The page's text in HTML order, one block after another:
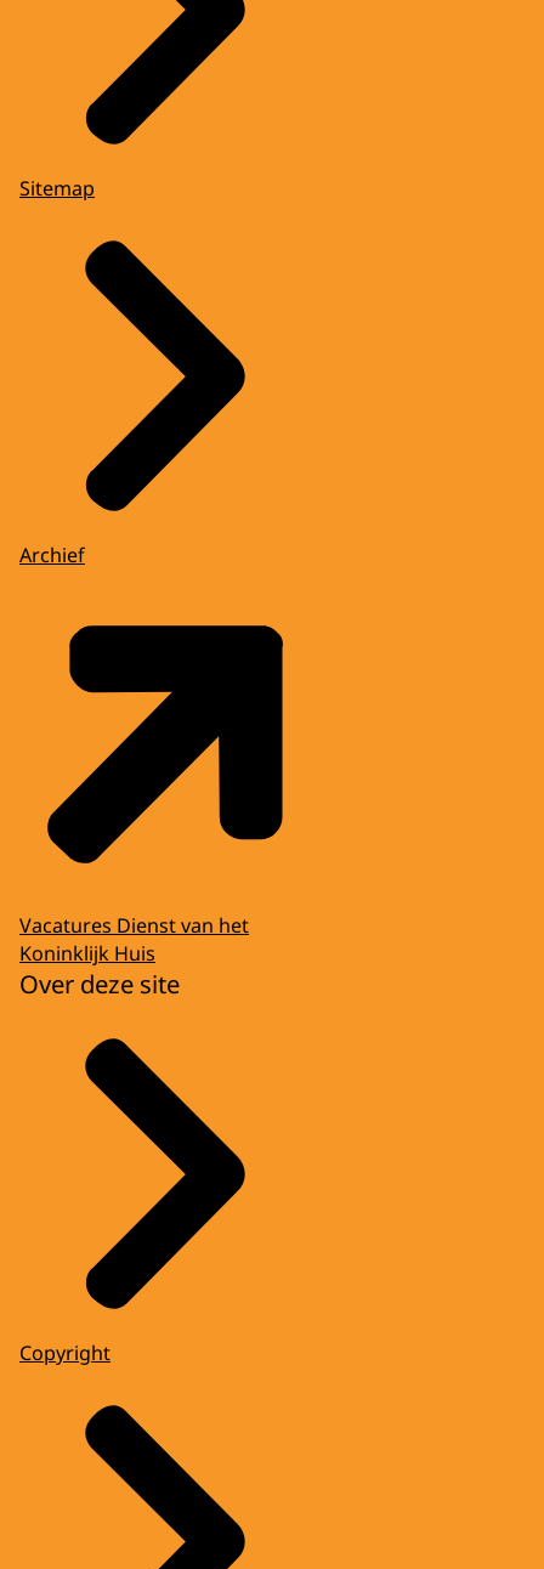
Sitemap
Archief
Vacatures Dienst van het
Koninklijk Huis
Over deze site
Copyright